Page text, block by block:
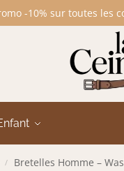
-10% sur toutes les
/ Bretelles Homme –